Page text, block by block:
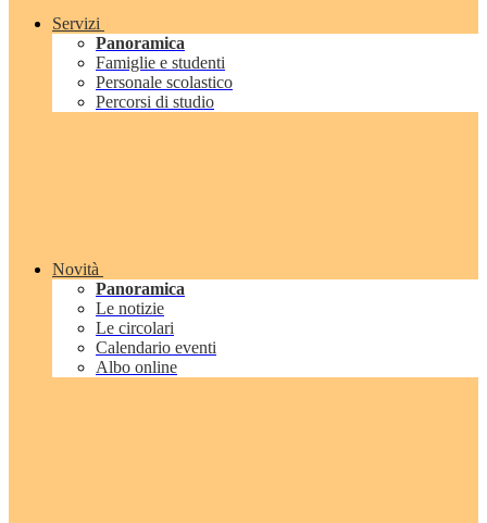
Servizi
Panoramica
Famiglie e studenti
Personale scolastico
Percorsi di studio
Novità
Panoramica
Le notizie
Le circolari
Calendario eventi
Albo online